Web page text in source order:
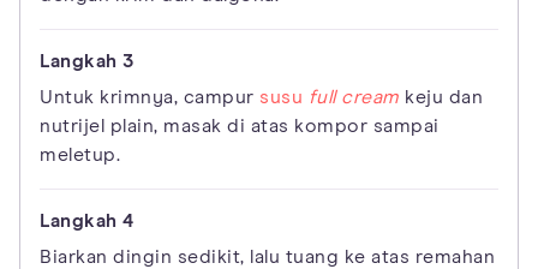
Untuk krimnya, campur susu full cream keju dan
nutrijel plain, masak di atas kompor sampai
meletup.
Biarkan dingin sedikit, lalu tuang ke atas remahan